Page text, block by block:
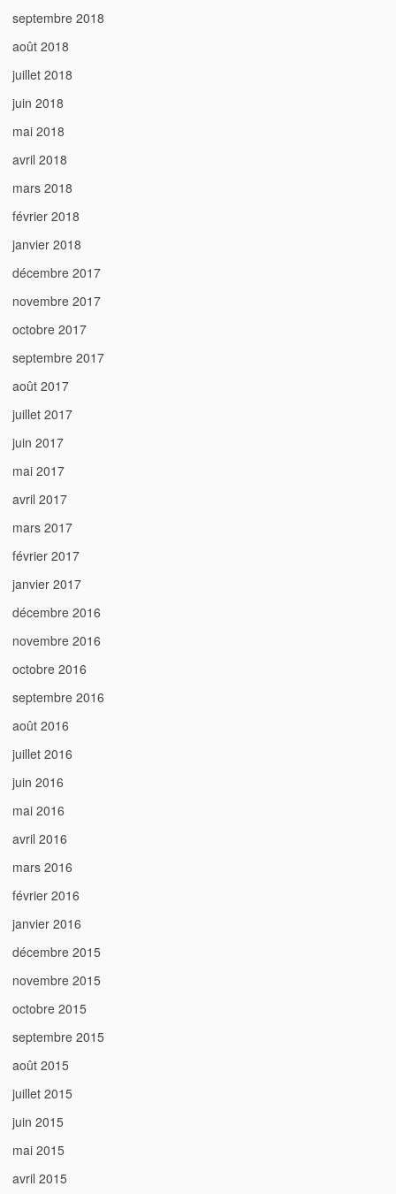
septembre 2018
août 2018
juillet 2018
juin 2018
mai 2018
avril 2018
mars 2018
février 2018
janvier 2018
décembre 2017
novembre 2017
octobre 2017
septembre 2017
août 2017
juillet 2017
juin 2017
mai 2017
avril 2017
mars 2017
février 2017
janvier 2017
décembre 2016
novembre 2016
octobre 2016
septembre 2016
août 2016
juillet 2016
juin 2016
mai 2016
avril 2016
mars 2016
février 2016
janvier 2016
décembre 2015
novembre 2015
octobre 2015
septembre 2015
août 2015
juillet 2015
juin 2015
mai 2015
avril 2015